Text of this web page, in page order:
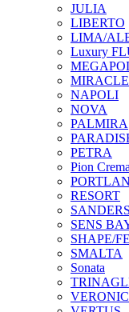
JULIA
LIBERTO
LIMA/
Luxury
MIRACLE
NAPOLI
NOVA
PALMIRA
PETRA
Pion Crema
RESORT
SENS
SHAPE/
SMALTA
Sonata